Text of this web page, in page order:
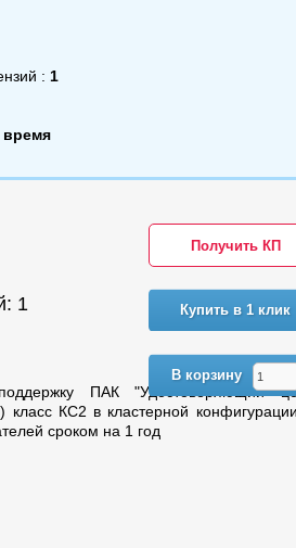
: 1
время
Получить КП
Купить в 1 клик
В корзину
1
ПАК "Удостоверяющий
КС2 в кластерной
сроком на 1 год